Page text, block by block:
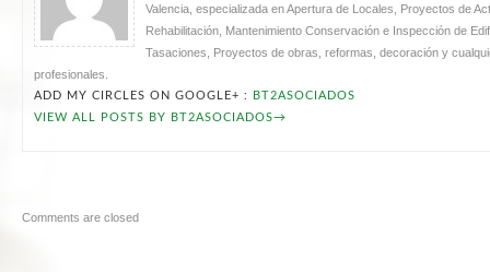
Valencia, especializada en Apertura de Locales, Proyectos de
Rehabilitación, Mantenimiento Conservación e Inspección de
Tasaciones, Proyectos de obras, reformas, decoración y
profesionales.
ADD MY CIRCLES ON GOOGLE+ :
BT2ASOCIADOS
VIEW ALL POSTS BY BT2ASOCIADOS→
Comments are closed